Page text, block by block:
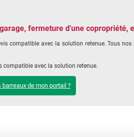
fermeture d'une copropriété,
compatible avec la solution retenue. Tous
compatible avec la solution retenue.
de mon portail ?